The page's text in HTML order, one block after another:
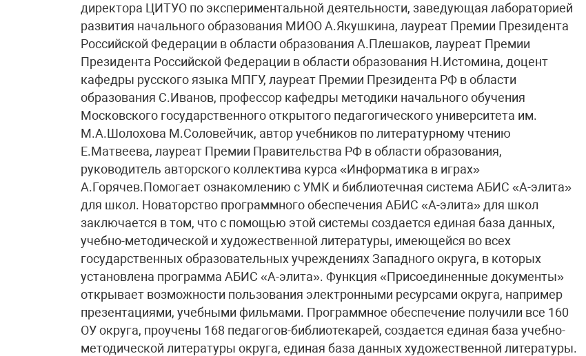
директора ЦИТУО по экспериментальной деятельности, заведующая лабораторией
развития начального образования МИОО А.Якушкина, лауреат Премии Президента
Российской Федерации в области образования А.Плешаков, лауреат Премии
Президента Российской Федерации в области образования Н.Истомина, доцент
кафедры русского языка МПГУ, лауреат Премии Президента РФ в области
образования С.Иванов, профессор кафедры методики начального обучения
Московского государственного открытого педагогического университета им.
М.А.Шолохова М.Соловейчик, автор учебников по литературному чтению
Е.Матвеева, лауреат Премии Правительства РФ в области образования,
руководитель авторского коллектива курса «Информатика в играх»
А.Горячев.Помогает ознакомлению с УМК и библиотечная система АБИС «А-элита»
для школ. Новаторство программного обеспечения АБИС «А-элита» для школ
заключается в том, что с помощью этой системы создается единая база данных,
учебно-методической и художественной литературы, имеющейся во всех
государственных образовательных учреждениях Западного округа, в которых
установлена программа АБИС «А-элита». Функция «Присоединенные документы»
открывает возможности пользования электронными ресурсами округа, например
презентациями, учебными фильмами. Программное обеспечение получили все 160
ОУ округа, проучены 168 педагогов-библиотекарей, создается единая база учебно-
методической литературы округа, единая база данных художественной литературы.